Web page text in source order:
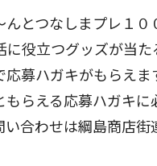
とつなしまプレ１
役立つグッズが当
募ハガキがもらえ
らえる応募ハガキ
合わせは綱島商店